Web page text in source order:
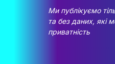
Ми публікуємо
та без даних, які
приватність